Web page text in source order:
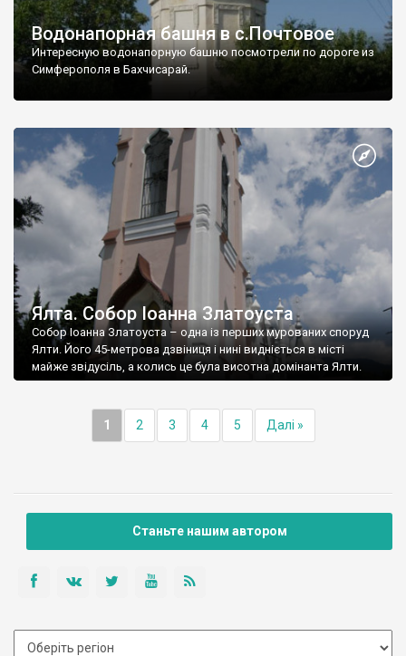
Водонапорная башня в с.Почтовое
Интересную водонапорную башню посмотрели по дороге из
Симферополя в Бахчисарай.
Ялта. Собор Іоанна Златоуста
Собор Іоанна Златоуста – одна із перших мурованих споруд
Ялти. Його 45-метрова дзвіниця і нині видніється в місті
майже звідусіль, а колись це була висотна домінанта Ялти.
1 2 3 4 5 Далі »
Станьте нашим автором